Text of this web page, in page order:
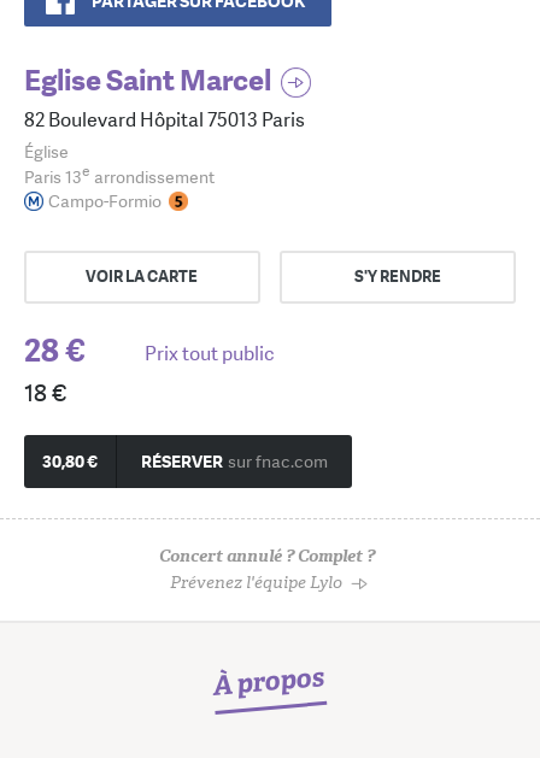
Eglise Saint Marcel
82 Boulevard Hôpital 75013 Paris
Église
Paris 13e arrondissement
Campo-Formio
VOIR LA CARTE S'Y RENDRE
28 € Prix tout public
18 €
30,80 € RÉSERVER sur fnac.com
Concert annulé ? Complet ?
Prévenez l'équipe Lylo
À propos